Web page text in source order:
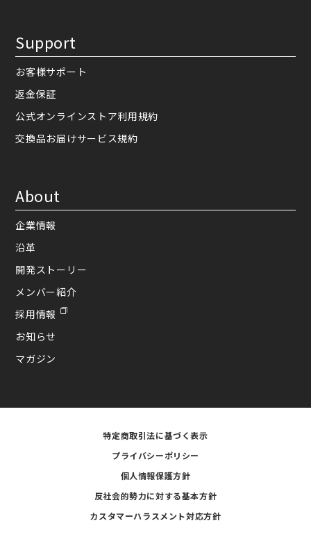
Support
お客様サポート
返金保証
公式オンラインストア利用規約
交換品お届けサービス規約
About
企業情報
沿革
開発ストーリー
メンバー紹介
採用情報
お知らせ
マガジン
特定商取引法に基づく表示
プライバシーポリシー
個人情報保護方針
反社会的勢力に対する基本方針
カスタマーハラスメント対応方針